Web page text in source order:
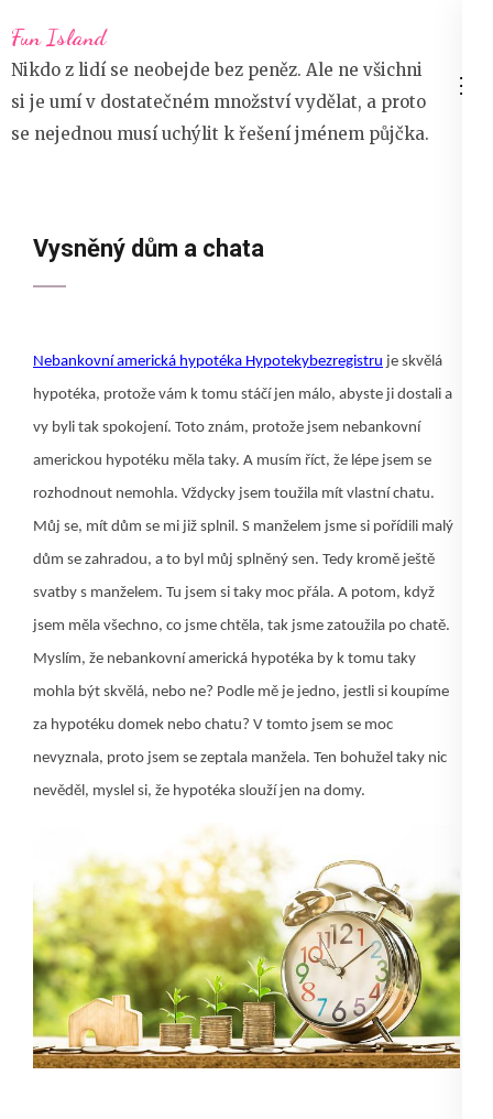
na
obsah
(stiskněte
Enter)
Fun Island
Nikdo z lidí se neobejde bez peněz. Ale ne všichni
si je umí v dostatečném množství vydělat, a proto
se nejednou musí uchýlit k řešení jménem půjčka.
Vysněný dům a chata
Nebankovní americká hypotéka Hypotekybezregistru je skvělá
hypotéka, protože vám k tomu stáčí jen málo, abyste ji dostali a
vy byli tak spokojení. Toto znám, protože jsem nebankovní
americkou hypotéku měla taky. A musím říct, že lépe jsem se
rozhodnout nemohla. Vždycky jsem toužila mít vlastní chatu.
Můj se, mít dům se mi již splnil. S manželem jsme si pořídili malý
dům se zahradou, a to byl můj splněný sen. Tedy kromě ještě
svatby s manželem. Tu jsem si taky moc přála. A potom, když
jsem měla všechno, co jsme chtěla, tak jsme zatoužila po chatě.
Myslím, že nebankovní americká hypotéka by k tomu taky
mohla být skvělá, nebo ne? Podle mě je jedno, jestli si koupíme
za hypotéku domek nebo chatu? V tomto jsem se moc
nevyznala, proto jsem se zeptala manžela. Ten bohužel taky nic
nevěděl, myslel si, že hypotéka slouží jen na domy.